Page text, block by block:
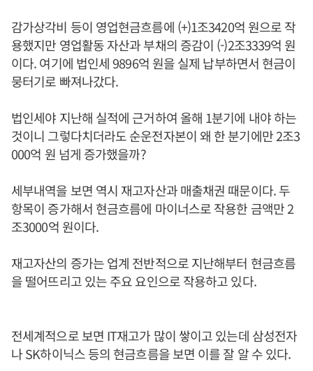
감가상각비 등이 영업현금흐름에 (+)1조3420억 원으로 작
용했지만 영업활동 자산과 부채의 증감이 (-)2조3339억 원
이다. 여기에 법인세 9896억 원을 실제 납부하면서 현금이
뭉터기로 빠져나갔다.
법인세야 지난해 실적에 근거하여 올해 1분기에 내야 하는
것이니 그렇다치더라도 순운전자본이 왜 한 분기에만 2조3
000억 원 넘게 증가했을까?
세부내역을 보면 역시 재고자산과 매출채권 때문이다. 두
항목이 증가해서 현금흐름에 마이너스로 작용한 금액만 2
조3000억 원이다.
재고자산의 증가는 업계 전반적으로 지난해부터 현금흐름
을 떨어뜨리고 있는 주요 요인으로 작용하고 있다.
전세계적으로 보면 IT재고가 많이 쌓이고 있는데 삼성전자
나 SK하이닉스 등의 현금흐름을 보면 이를 잘 알 수 있다.